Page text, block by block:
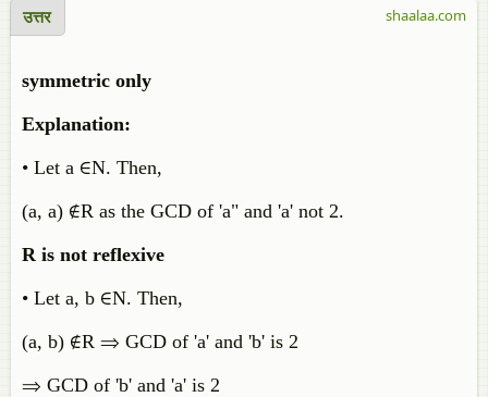
उत्तर
symmetric only
Explanation:
• Let a ∈N. Then,
(a, a) ∉R as the GCD of 'a" and 'a' not 2.
R is not reflexive
• Let a, b ∈N. Then,
(a, b) ∉R ⇒ GCD of 'a' and 'b' is 2
⇒ GCD of 'b' and 'a' is 2
shaalaa.com